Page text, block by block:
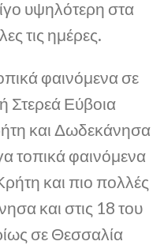
υψηλότερη στα
τις ημέρες.
φαινόμενα σε
Στερεά Εύβοια
και Δωδεκάνησα
τοπικά φαινόμενα
και πιο πολλές
και στις 18 του
σε Θεσσαλία